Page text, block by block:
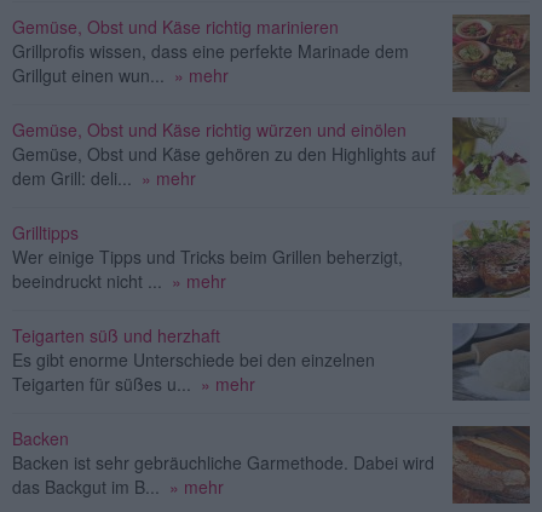
Gemüse, Obst und Käse richtig marinieren
Grillprofis wissen, dass eine perfekte Marinade dem
Grillgut einen wun...
» mehr
Gemüse, Obst und Käse richtig würzen und einölen
Gemüse, Obst und Käse gehören zu den Highlights auf
dem Grill: deli...
» mehr
Grilltipps
Wer einige Tipps und Tricks beim Grillen beherzigt,
beeindruckt nicht ...
» mehr
Teigarten süß und herzhaft
Es gibt enorme Unterschiede bei den einzelnen
Teigarten für süßes u...
» mehr
Backen
Backen ist sehr gebräuchliche Garmethode. Dabei wird
das Backgut im B...
» mehr